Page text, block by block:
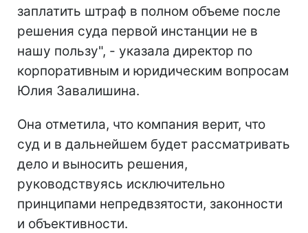
заплатить штраф в полном объеме после
решения суда первой инстанции не в
нашу пользу", - указала директор по
корпоративным и юридическим вопросам
Юлия Завалишина.
Она отметила, что компания верит, что
суд и в дальнейшем будет рассматривать
дело и выносить решения,
руководствуясь исключительно
принципами непредвзятости, законности
и объективности.